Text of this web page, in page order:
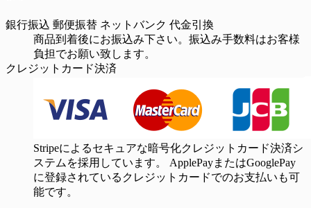
銀行振込 郵便振替 ネットバンク 代金引換
商品到着後にお振込み下さい。振込み手数料はお客様
負担でお願い致します。
クレジットカード決済
Stripeによるセキュアな暗号化クレジットカード決済シ
ステムを採用しています。 ApplePayまたはGooglePay
に登録されているクレジットカードでのお支払いも可
能です。